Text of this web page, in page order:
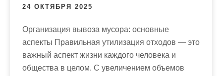
24 ОКТЯБРЯ 2025
Организация вывоза мусора: основные
аспекты Правильная утилизация отходов — это
важный аспект жизни каждого человека и
общества в целом. С увеличением объемов